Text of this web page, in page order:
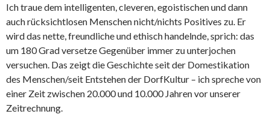
Ich traue dem intelligenten, cleveren, egoistischen und dann
auch rücksichtlosen Menschen nicht/nichts Positives zu. Er
wird das nette, freundliche und ethisch handelnde, sprich: das
um 180 Grad versetze Gegenüber immer zu unterjochen
versuchen. Das zeigt die Geschichte seit der Domestikation
des Menschen/seit Entstehen der DorfKultur – ich spreche von
einer Zeit zwischen 20.000 und 10.000 Jahren vor unserer
Zeitrechnung.